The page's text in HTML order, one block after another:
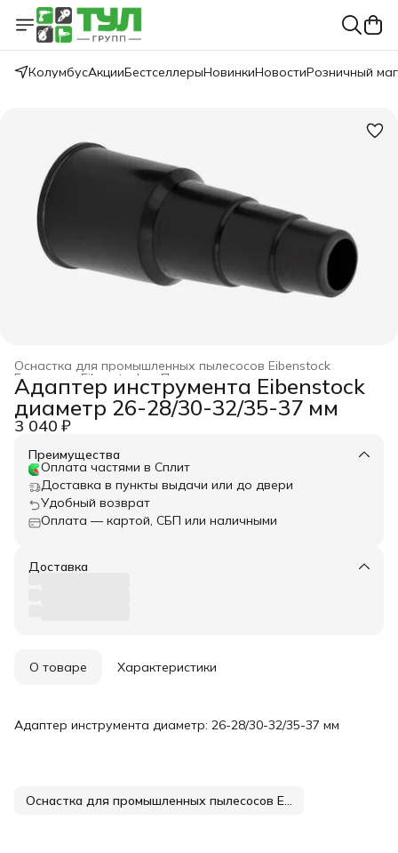
КолумбусАкцииБестселлерыНовинкиНовостиРозничный
Оснастка для промышленных пылесосов Eibenstock
Промышленные пылесосы
Eibenstock
Главная
Адаптер инструмента Eibenstock
диаметр 26-28/30-32/35-37 мм
3 040 ₽
Преимущества
Оплата частями в Сплит
Доставка в пункты выдачи или до двери
Удобный возврат
Оплата — картой, СБП или наличными
Доставка
О товаре Характеристики
Адаптер инструмента диаметр: 26-28/30-32/35-37 мм
Оснастка для промышленных пылесосов Eibenstock